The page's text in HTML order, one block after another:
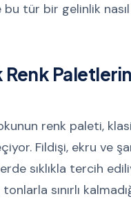
tür bir gelinlik nasıl
Renk
renk paleti,
Fildişi, ekru ve
sıklıkla tercih
sınırlı